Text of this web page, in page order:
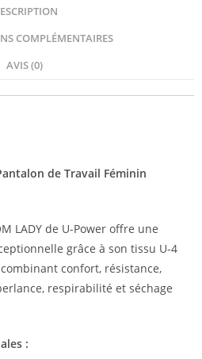
COMPLÉMENTAIRES
AVIS (0)
de Travail Féminin
LADY de U-Power offre une
grâce à son tissu U-4
confort, résistance,
respirabilité et séchage
: